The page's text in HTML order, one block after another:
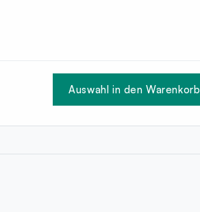
Auswahl in den Warenkorb